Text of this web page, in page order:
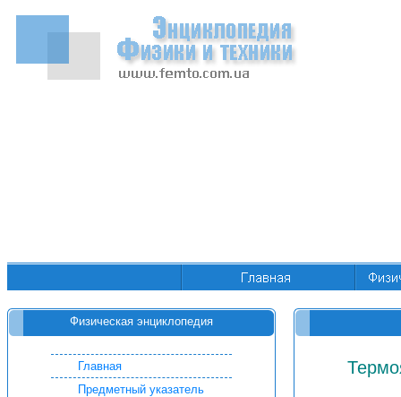
Физическая энциклопедия
Главная
Предметный указатель